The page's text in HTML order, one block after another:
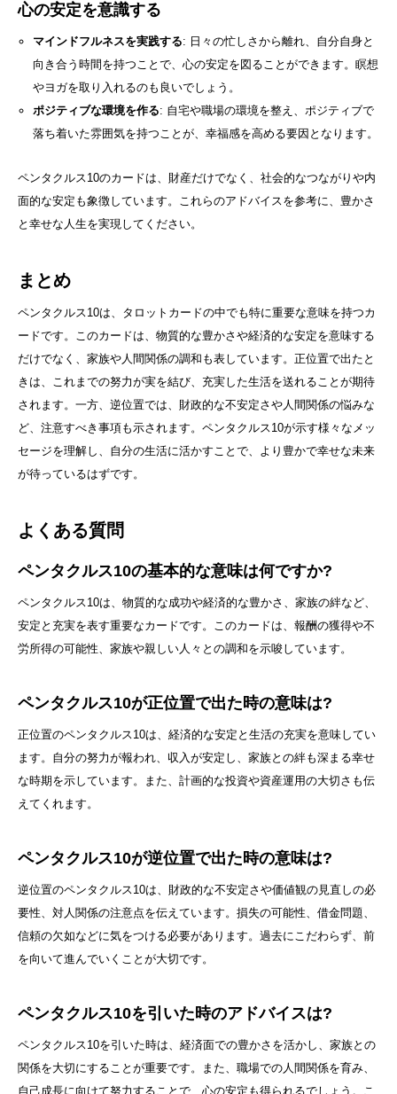
心の安定を意識する
マインドフルネスを実践する: 日々の忙しさから離れ、自分自身と
向き合う時間を持つことで、心の安定を図ることができます。瞑想
やヨガを取り入れるのも良いでしょう。
ポジティブな環境を作る: 自宅や職場の環境を整え、ポジティブで
落ち着いた雰囲気を持つことが、幸福感を高める要因となります。
ペンタクルス10のカードは、財産だけでなく、社会的なつながりや内
面的な安定も象徴しています。これらのアドバイスを参考に、豊かさ
と幸せな人生を実現してください。
まとめ
ペンタクルス10は、タロットカードの中でも特に重要な意味を持つカ
ードです。このカードは、物質的な豊かさや経済的な安定を意味する
だけでなく、家族や人間関係の調和も表しています。正位置で出たと
きは、これまでの努力が実を結び、充実した生活を送れることが期待
されます。一方、逆位置では、財政的な不安定さや人間関係の悩みな
ど、注意すべき事項も示されます。ペンタクルス10が示す様々なメッ
セージを理解し、自分の生活に活かすことで、より豊かで幸せな未来
が待っているはずです。
よくある質問
ペンタクルス10の基本的な意味は何ですか?
ペンタクルス10は、物質的な成功や経済的な豊かさ、家族の絆など、
安定と充実を表す重要なカードです。このカードは、報酬の獲得や不
労所得の可能性、家族や親しい人々との調和を示唆しています。
ペンタクルス10が正位置で出た時の意味は?
正位置のペンタクルス10は、経済的な安定と生活の充実を意味してい
ます。自分の努力が報われ、収入が安定し、家族との絆も深まる幸せ
な時期を示しています。また、計画的な投資や資産運用の大切さも伝
えてくれます。
ペンタクルス10が逆位置で出た時の意味は?
逆位置のペンタクルス10は、財政的な不安定さや価値観の見直しの必
要性、対人関係の注意点を伝えています。損失の可能性、借金問題、
信頼の欠如などに気をつける必要があります。過去にこだわらず、前
を向いて進んでいくことが大切です。
ペンタクルス10を引いた時のアドバイスは?
ペンタクルス10を引いた時は、経済面での豊かさを活かし、家族との
関係を大切にすることが重要です。また、職場での人間関係を育み、
自己成長に向けて努力することで、心の安定も得られるでしょう。こ